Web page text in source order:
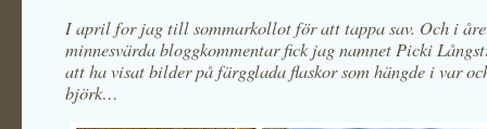
I april for jag till sommarkollot för att tappa sav. Och i
minnesvärda bloggkommentar fick jag namnet Picki
att ha visat bilder på färgglada flaskor som hängde i var
björk…